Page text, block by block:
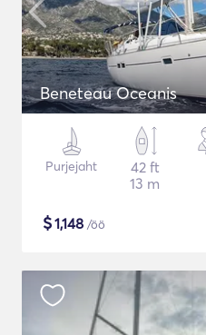
Beneteau Oceanis
Purjejaht
42 ft
13 m
$1,148 /öö